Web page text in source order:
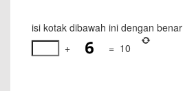
isi kotak dibawah ini dengan benar
+
= 10